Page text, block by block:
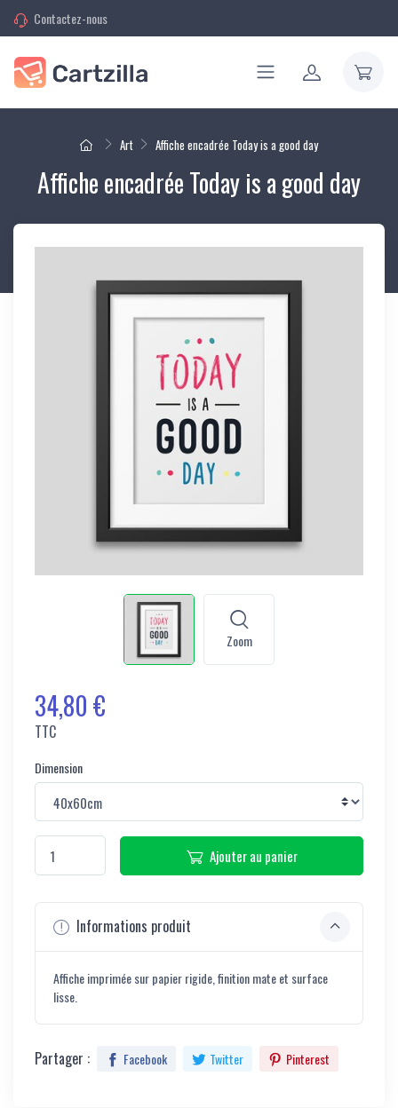
Contactez-nous
Art Affiche encadrée Today is a good day
Affiche encadrée Today is a good day
Zoom
34,80 €
TTC
Dimension
Ajouter au panier
Informations produit
Affiche imprimée sur papier rigide, finition mate et surface
lisse.
Partager : Facebook Twitter Pinterest